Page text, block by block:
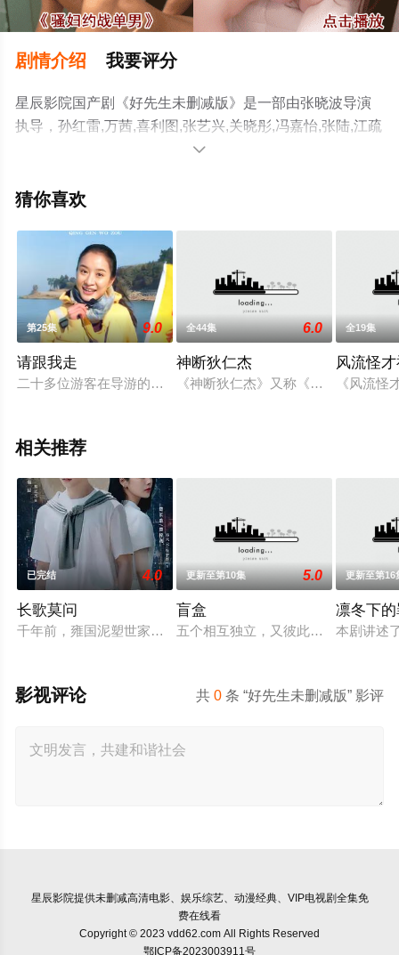
剧情介绍 我要评分
星辰影院国产剧《好先生未删减版》是一部由张晓波导演
执导，孙红雷,万茜,喜利图,张艺兴,关晓彤,冯嘉怡,张陆,江疏
影,董勇,王耀庆,王晴,李朵,郭彤彤,车晓,王志华,李文玲,张兰,
结局剧情已揭晓（1-42全集），手机免费观看高清无删减
豆瓣电视剧、电视猫或剧情网等平台了解。

猜你喜欢
第25集 9.0
请跟我走
二十多位游客在导游的引导下，从合肥出发，经宁国，黄山、
全44集 6.0
神断狄仁杰
《神断狄仁杰》又称《神探狄仁杰4
全19集
风流怪
《风流
相关推荐
已完结 4.0
长歌莫问
千年前，雍国泥塑世家楚门因进贡的“十二生肖”离奇流血炸裂
更新至第10集 5.0
盲盒
五个相互独立，又彼此呼应的故事——
更新至第16
凛冬下
本剧讲述
共0 条 “好先生未删减版” 影评
影视评论
星辰影院提供未删减高清电影、娱乐综艺、动漫经典、VIP电视剧全集免
费在线看
Copyright © 2023 vdd62.com All Rights Reserved
鄂ICP备2023003911号